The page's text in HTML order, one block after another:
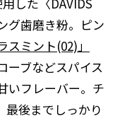
グ歯磨き粉。ピン
スミント(02)」
ーブなどスパイス
いフレーバー。チ
最後までしっかり